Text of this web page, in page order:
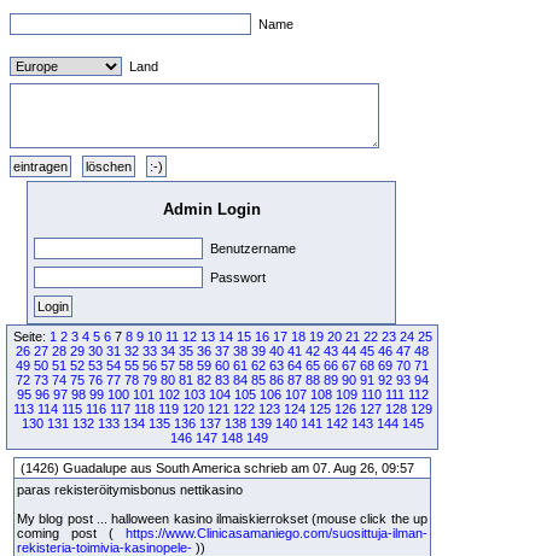
Name
Land
Admin Login
Benutzername
Passwort
Seite: 1 2 3 4 5 67 8 9 10 11 12 13 14 15 16 17 18 19 20 21 22 23 24 25
26 27 28 29 30 31 32 33 34 35 36 37 38 39 40 41 42 43 44 45 46 47 48
49 50 51 52 53 54 55 56 57 58 59 60 61 62 63 64 65 66 67 68 69 70 71
72 73 74 75 76 77 78 79 80 81 82 83 84 85 86 87 88 89 90 91 92 93 94
95 96 97 98 99 100 101 102 103 104 105 106 107 108 109 110 111 112
113 114 115 116 117 118 119 120 121 122 123 124 125 126 127 128 129
130 131 132 133 134 135 136 137 138 139 140 141 142 143 144 145
146 147 148 149
(1426) Guadalupe aus South America schrieb am 07. Aug 26, 09:57
paras rekisteröitymisbonus nettikasino
My blog post ... halloween kasino ilmaiskierrokset (mouse click the up
coming post ( https://www.Clinicasamaniego.com/suosittuja-ilman-
rekisteria-toimivia-kasinopele- ))